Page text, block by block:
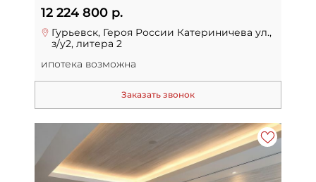
12 224 800 р.
Гурьевск, Героя России Катериничева ул.,
з/у2, литера 2
ипотека возможна
Заказать звонок